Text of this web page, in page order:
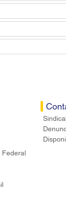
Federal